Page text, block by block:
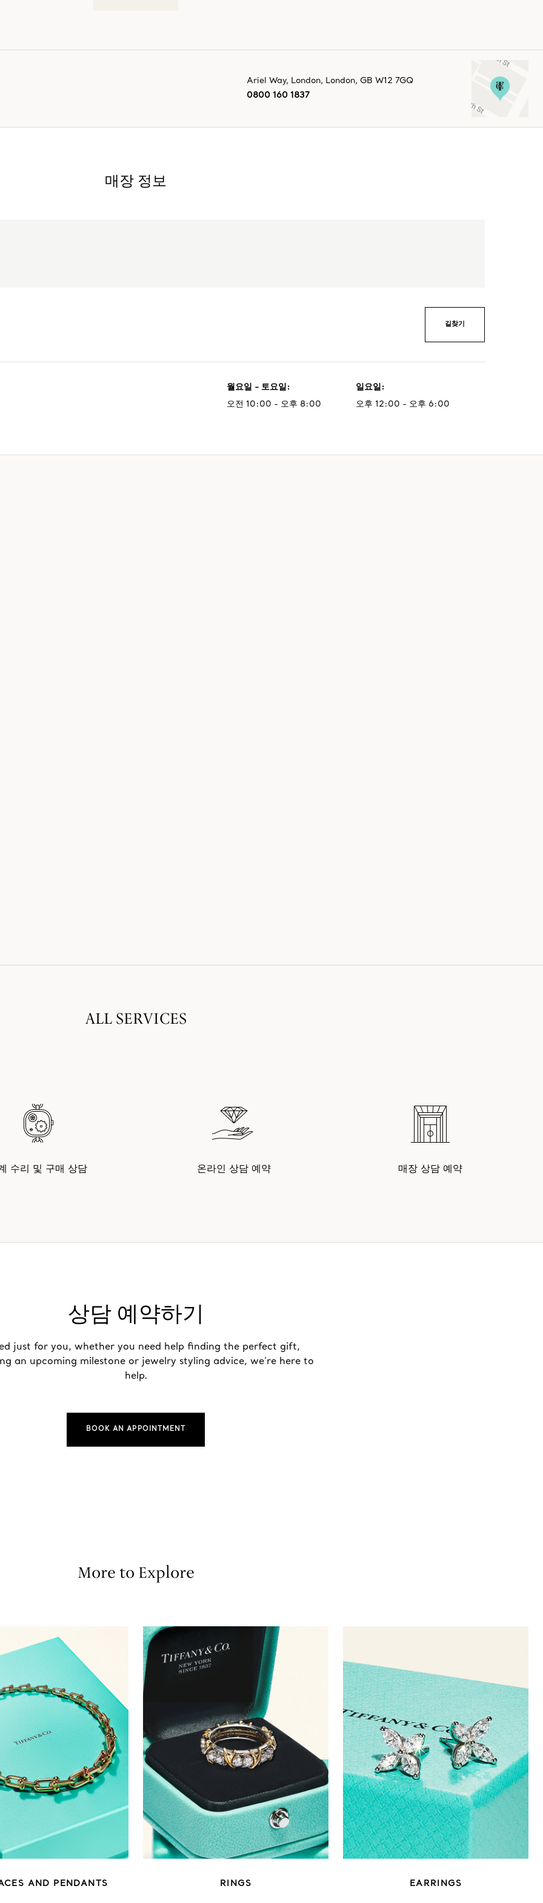
Ariel Way, London, London, GB W12 7GQ
0800 160 1837
매장 정보
길찾기
월요일 - 토요일:
오전 10:00 - 오후 8:00
일요일:
오후 12:00 - 오후 6:00
ALL SERVICES
수리 및 구매 상담 온라인 상담 예약 매장 상담 예약
상담 예약하기
just for you, whether you need help finding the perfect gift,
an upcoming milestone or jewelry styling advice, we’re here to
help.
BOOK AN APPOINTMENT
More to Explore
AND PENDANTS RINGS EARRINGS